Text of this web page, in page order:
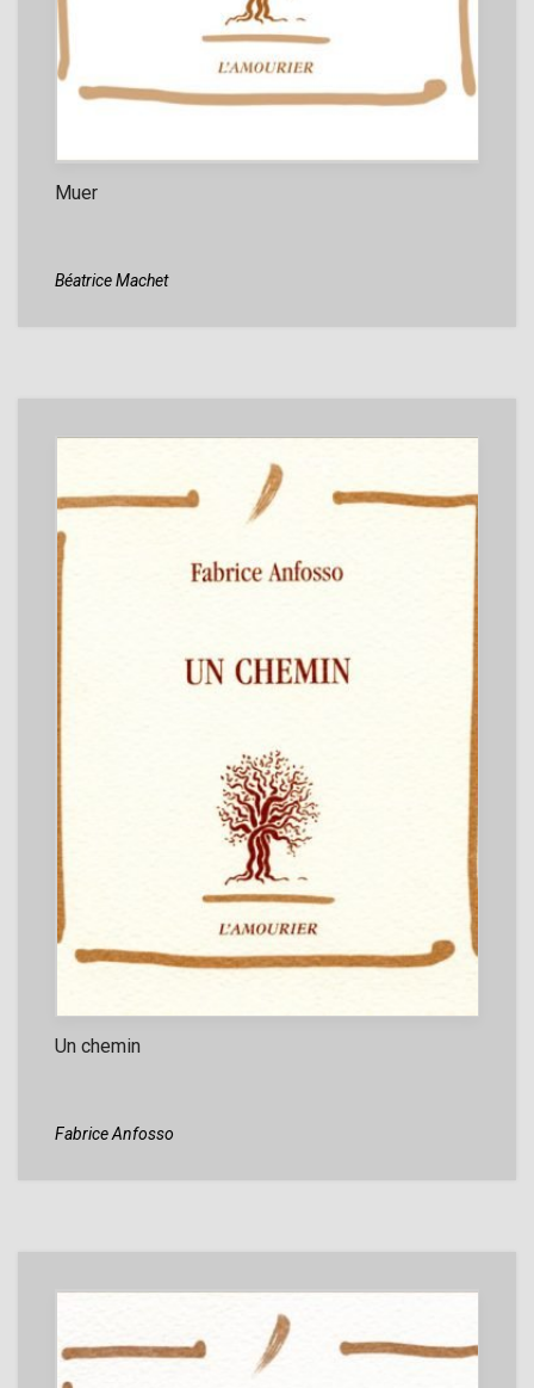
Muer
Béatrice Machet
Un chemin
Fabrice Anfosso